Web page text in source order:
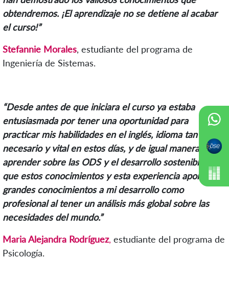
obtendremos. ¡El aprendizaje no se detiene al acabar
el curso!”
Stefannie Morales, estudiante del programa de
Ingeniería de Sistemas.
“Desde antes de que iniciara el curso ya estaba
entusiasmada por tener una oportunidad para
practicar mis habilidades en el inglés, idioma tan
necesario y vital en estos días, y de igual manera
aprender sobre las ODS y el desarrollo sostenible. Se
que estos conocimientos y esta experiencia aportaran
grandes conocimientos a mi desarrollo como
profesional al tener un análisis más global sobre las
necesidades del mundo.”
Maria Alejandra Rodríguez, estudiante del programa de
Psicología.